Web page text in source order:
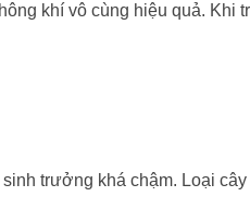
khí vô cùng hiệu quả. Khi
trưởng khá chậm. Loại